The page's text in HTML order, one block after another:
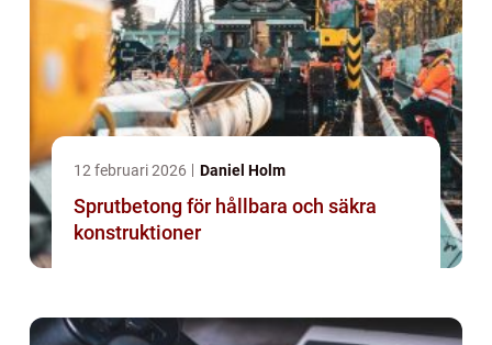
12 februari 2026 Daniel Holm
Sprutbetong för hållbara och säkra
konstruktioner